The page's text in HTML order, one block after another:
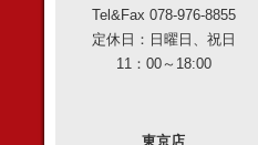
Tel&Fax 078-976-8855
定休日：日曜日、祝日
11：00～18:00
東京店